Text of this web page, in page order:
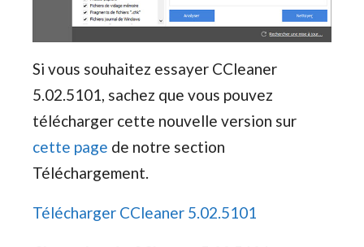
Si vous souhaitez essayer CCleaner
5.02.5101, sachez que vous pouvez
télécharger cette nouvelle version sur
cette page de notre section
Téléchargement.
Télécharger CCleaner 5.02.5101